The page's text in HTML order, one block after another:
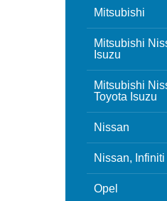
Mitsubishi
Mitsubishi
Isuzu
Mitsubishi
Toyota Isuzu
Nissan
Nissan, Infiniti
Opel